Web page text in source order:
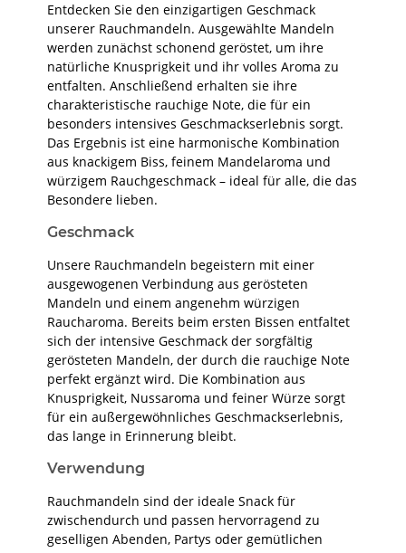
Entdecken Sie den einzigartigen Geschmack
unserer Rauchmandeln. Ausgewählte Mandeln
werden zunächst schonend geröstet, um ihre
natürliche Knusprigkeit und ihr volles Aroma zu
entfalten. Anschließend erhalten sie ihre
charakteristische rauchige Note, die für ein
besonders intensives Geschmackserlebnis sorgt.
Das Ergebnis ist eine harmonische Kombination
aus knackigem Biss, feinem Mandelaroma und
würzigem Rauchgeschmack – ideal für alle, die das
Besondere lieben.
Geschmack
Unsere Rauchmandeln begeistern mit einer
ausgewogenen Verbindung aus gerösteten
Mandeln und einem angenehm würzigen
Raucharoma. Bereits beim ersten Bissen entfaltet
sich der intensive Geschmack der sorgfältig
gerösteten Mandeln, der durch die rauchige Note
perfekt ergänzt wird. Die Kombination aus
Knusprigkeit, Nussaroma und feiner Würze sorgt
für ein außergewöhnliches Geschmackserlebnis,
das lange in Erinnerung bleibt.
Verwendung
Rauchmandeln sind der ideale Snack für
zwischendurch und passen hervorragend zu
geselligen Abenden, Partys oder gemütlichen